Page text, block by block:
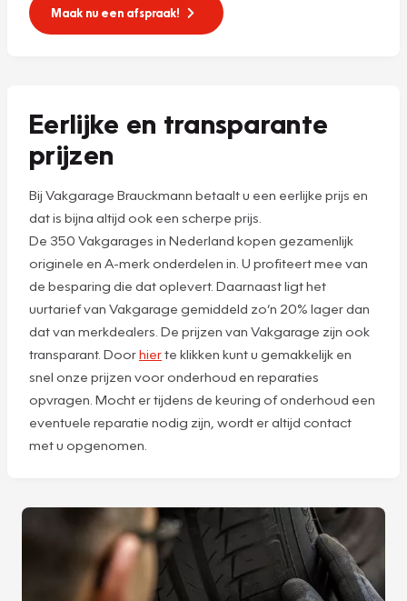
Maak nu een afspraak!
Eerlijke en transparante
prijzen
Bij Vakgarage Brauckmann betaalt u een eerlijke prijs en
dat is bijna altijd ook een scherpe prijs.
De 350 Vakgarages in Nederland kopen gezamenlijk
originele en A-merk onderdelen in. U profiteert mee van
de besparing die dat oplevert. Daarnaast ligt het
uurtarief van Vakgarage gemiddeld zo’n 20% lager dan
dat van merkdealers. De prijzen van Vakgarage zijn ook
transparant. Doorhierte klikken kunt u gemakkelijk en
snel onze prijzen voor onderhoud en reparaties
opvragen. Mocht er tijdens de keuring of onderhoud een
eventuele reparatie nodig zijn, wordt er altijd contact
met u opgenomen.